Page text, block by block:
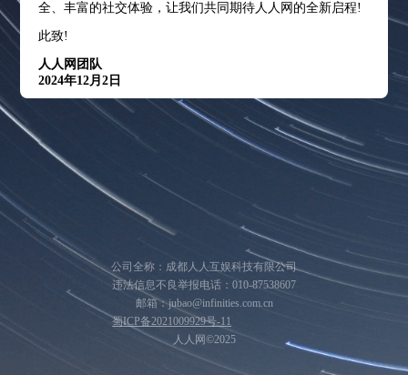
全、丰富的社交体验，让我们共同期待人人网的全新启程!
此致!
人人网团队
2024年12月2日
公司全称：成都人人互娱科技有限公司
违法信息不良举报电话：010-87538607
邮箱：jubao@infinities.com.cn
蜀ICP备2021009929号-11
人人网©2025